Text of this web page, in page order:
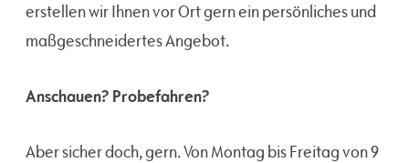
erstellen wir Ihnen vor Ort gern ein persönliches und
maßgeschneidertes Angebot.
Anschauen? Probefahren?
Aber sicher doch, gern. Von Montag bis Freitag von 9